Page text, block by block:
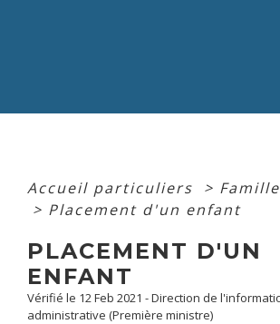
Accueil particuliers >
> Placement d'un enfant
PLACEMENT D'UN
ENFANT
Vérifié le 12 Feb 2021 - Direction de
administrative (Première ministre)